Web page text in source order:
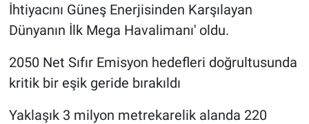
İhtiyacını Güneş Enerjisinden Karşılayan
Dünyanın İlk Mega Havalimanı' oldu.
2050 Net Sıfır Emisyon hedefleri doğrultusunda
kritik bir eşik geride bırakıldı
Yaklaşık 3 milyon metrekarelik alanda 220